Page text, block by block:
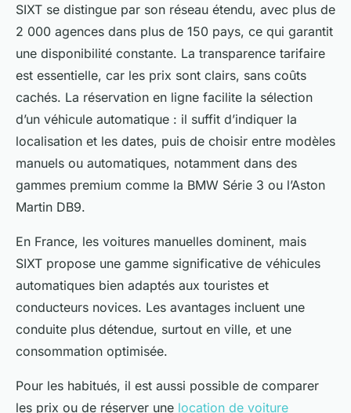
SIXT se distingue par son réseau étendu, avec plus de
2 000 agences dans plus de 150 pays, ce qui garantit
une disponibilité constante. La transparence tarifaire
est essentielle, car les prix sont clairs, sans coûts
cachés. La réservation en ligne facilite la sélection
d’un véhicule automatique : il suffit d’indiquer la
localisation et les dates, puis de choisir entre modèles
manuels ou automatiques, notamment dans des
gammes premium comme la BMW Série 3 ou l’Aston
Martin DB9.
En France, les voitures manuelles dominent, mais
SIXT propose une gamme significative de véhicules
automatiques bien adaptés aux touristes et
conducteurs novices. Les avantages incluent une
conduite plus détendue, surtout en ville, et une
consommation optimisée.
Pour les habitués, il est aussi possible de comparer
les prix ou de réserver une location de voiture